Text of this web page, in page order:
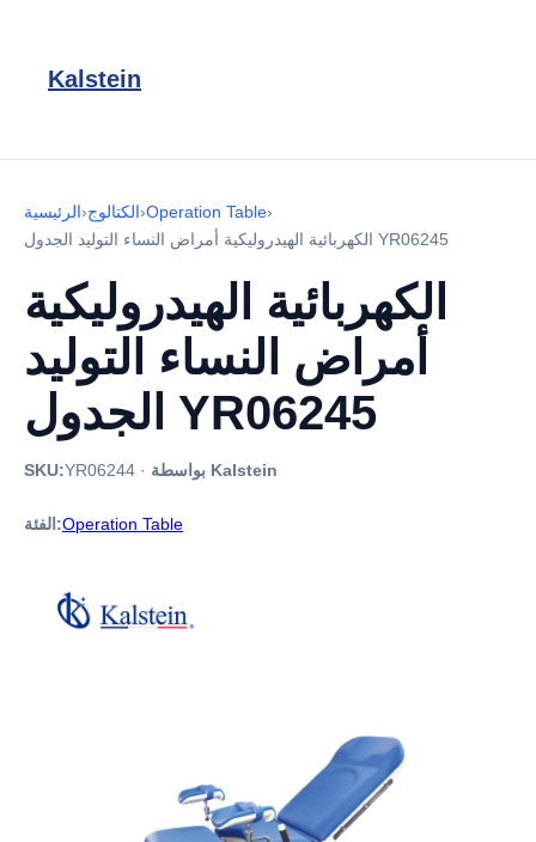
Kalstein
الرئيسية›الكتالوج›Operation Table›
الكهربائية الهيدروليكية أمراض النساء التوليد الجدول YR06245
الكهربائية الهيدروليكية
أمراض النساء التوليد
الجدول YR06245
SKU:YR06244 · بواسطة Kalstein
الفئة:Operation Table